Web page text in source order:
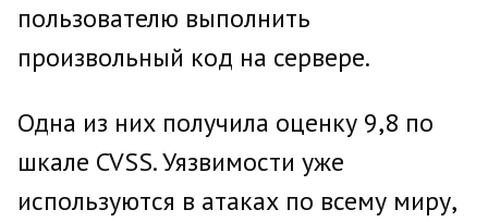
пользователю выполнить
произвольный код на сервере.
Одна из них получила оценку 9,8 по
шкале CVSS. Уязвимости уже
используются в атаках по всему миру,